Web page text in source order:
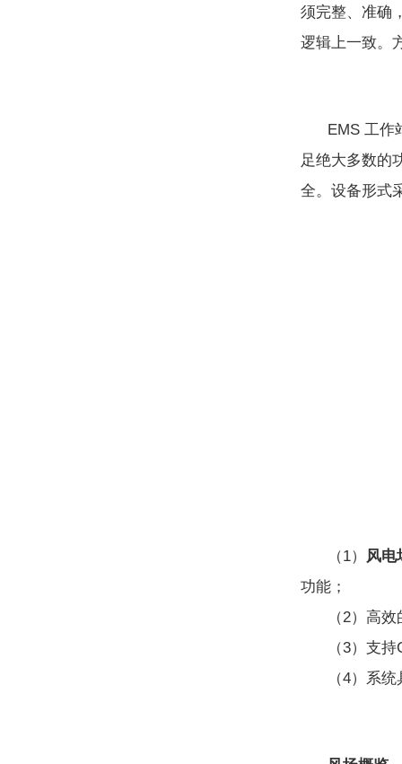
须完整、准确
逻辑上一致。
EMS 工作
足绝大多数的
全。设备形式
（1） 风电
功能；
（2）高
（3）支
（4）系